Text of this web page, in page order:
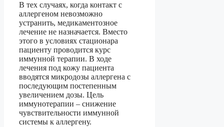
В тех случаях, когда контакт с
аллергеном невозможно
устранить, медикаментозное
лечение не назначается. Вместо
этого в условиях стационара
пациенту проводится курс
иммунной терапии. В ходе
лечения под кожу пациента
вводятся микродозы аллергена с
последующим постепенным
увеличением дозы. Цель
иммунотерапии – снижение
чувствительности иммунной
системы к аллергену.